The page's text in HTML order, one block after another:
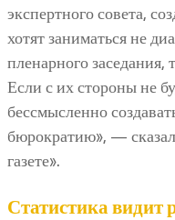
экспертного совета,
хотят заниматься не
пленарного
Если с их стороны не
бессмысленно
бюрократию», —
газете».
Статистика видит